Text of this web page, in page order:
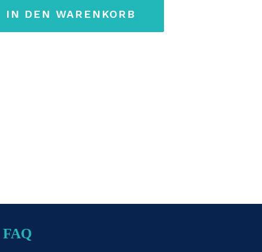
IN DEN WARENKORB
FAQ